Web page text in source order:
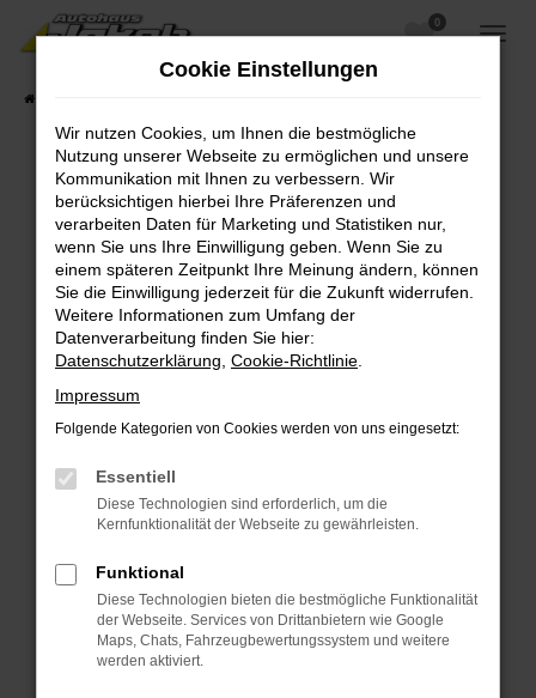
Zum
Hauptinhalt
0
Fehler: Network Error
Beim Laden ist ein Fehler aufgetreten.
Hier sind ein paar Tipps, die dir helfen können:
Überprüfe deine Firewall und deine
Internetverbindung.
Laden andere Webseiten, zum Beispiel deine
Suchmaschine?
Prüfe deine Browsererweiterungen.
Manche Erweiterungen, wie Werbeblocker,
können das Laden bestimmter Seiten
verhindern. Funktioniert die Seite in einem
Fenster?
Starte dein Gerät neu.
Das kann manchmal helfen, vorübergehende
Probleme zu beheben.
Cookie Einstellungen
Wir nutzen Cookies, um Ihnen die bestmögliche
Nutzung unserer Webseite zu ermöglichen und unsere
Kommunikation mit Ihnen zu verbessern. Wir
berücksichtigen hierbei Ihre Präferenzen und
verarbeiten Daten für Marketing und Statistiken nur,
wenn Sie uns Ihre Einwilligung geben. Wenn Sie zu
einem späteren Zeitpunkt Ihre Meinung ändern, können
Sie die Einwilligung jederzeit für die Zukunft widerrufen.
Weitere Informationen zum Umfang der
Datenverarbeitung finden Sie hier:
Datenschutzerklärung Cookie-Richtlinie
Impressum
Folgende Kategorien von Cookies werden von uns eingesetzt:
Essentiell
Diese Technologien sind erforderlich, um die
Kernfunktionalität der Webseite zu gewährleisten.
Funktional
Diese Technologien bieten die bestmögliche Funktionalität
der Webseite. Services von Drittanbietern wie Google
Maps, Chats, Fahrzeugbewertungssystem und weitere
werden aktiviert.